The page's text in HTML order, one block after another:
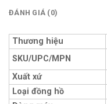
ĐÁNH GIÁ (0)
Thương hiệu
SKU/UPC/MPN
Xuất xứ
Loại đồng hồ